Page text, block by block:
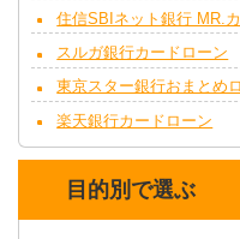
住信SBIネット銀行 MR.
スルガ銀行カードローン
東京スター銀行おまとめ
楽天銀行カードローン
目的別で選ぶ